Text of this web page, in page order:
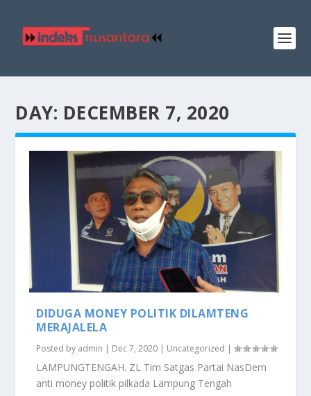
DAY: DECEMBER 7, 2020
DIDUGA MONEY POLITIK DILAMTENG
MERAJALELA
Posted by admin Dec 7, 2020 Uncategorized |
LAMPUNGTENGAH. ZL Tim Satgas Partai NasDem
anti money politik pilkada Lampung Tengah